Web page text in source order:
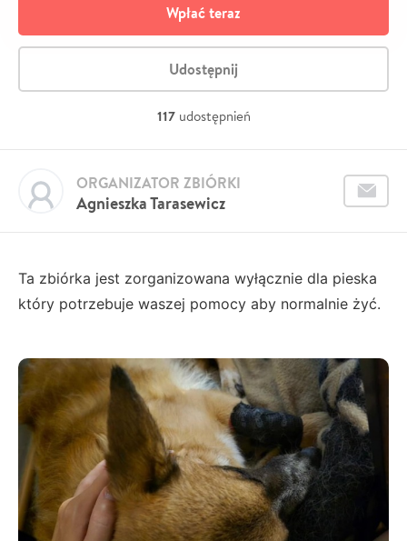
Wpłać teraz
Udostępnij
117 udostępnień
Agnieszka Tarasewicz
ORGANIZATOR ZBIÓRKI
Ta zbiórka jest zorganizowana wyłącznie dla pieska
który potrzebuje waszej pomocy aby normalnie żyć.